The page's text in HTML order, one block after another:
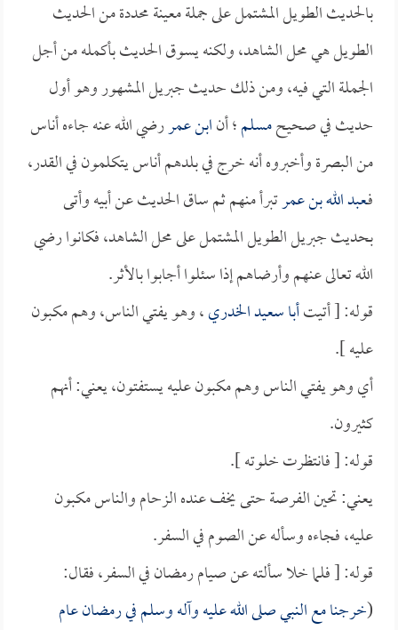
بالحديث الطويل المشتمل على جملة معينة محددة من الحديث
الطويل هي محل الشاهد، ولكنه يسوق الحديث بأكمله من أجل
الجملة التي فيه، ومن ذلك حديث جبريل المشهور وهو أول
حديث في صحيحمسلم؛ أنابن عمررضي الله عنه جاءه أناس
من البصرة وأخبروه أنه خرج في بلدهم أناس يتكلمون في القدر،
فـعبد الله بن عمرتبرأ منهم ثم ساق الحديث عن أبيه وأتى
بحديث جبريل الطويل المشتمل على محل الشاهد، فكانوا رضي
الله تعالى عنهم وأرضاهم إذا سئلوا أجابوا بالأثر.
قوله: [ أتيتأبا سعيد الخدري، وهو يفتي الناس، وهم مكبون
عليه ].
أي وهو يفتي الناس وهم مكبون عليه يستفتون، يعني: أنهم
كثيرون.
قوله: [ فانتظرت خلوته ].
يعني: تحين الفرصة حتى يخف عنده الزحام والناس مكبون
عليه، فجاءه وسأله عن الصوم في السفر.
قوله: [ فلما خلا سألته عن صيام رمضان في السفر، فقال:
(خرجنا مع النبي صلى الله عليه وآله وسلم في رمضان عام